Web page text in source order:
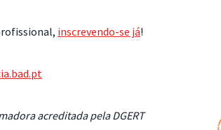
inscrevendo-se já!
acreditada pela DGERT